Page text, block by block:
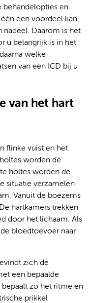
behandelopties en
een voordeel kan
nadeel. Daarom is het
u belangrijk is in het
welke
van een ICD bij u
van het hart
flinke vuist en het
worden de
holtes worden de
situatie verzamelen
Vanuit de boezems
hartkamers trekken
door het lichaam. Als
bloedtoevoer naar
zich de
een bepaalde
zo het ritme en
prikkel